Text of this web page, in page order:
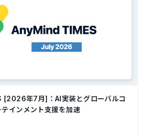
年7月]：AI実装とグローバルコ
インメント支援を加速